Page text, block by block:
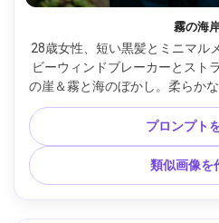
霧の海
28歳女性、短い黒髪とミニマル
ビーウィンドブレーカーとスト
の崖＆霧と海のぼかし。柔らか
f/1.4、落ち着いたシネマ調、胸
然な肌感、クリアな目
プロンプト
類似画像を